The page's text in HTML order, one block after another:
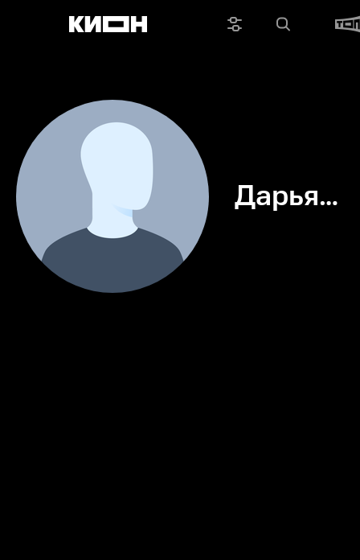
Дарья